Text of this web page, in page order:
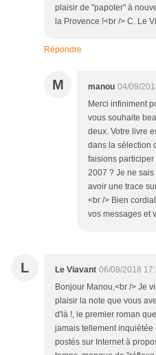
plaisir de "papoter" à
la Provence !<br /> C. Le
Répondre
M manou 04/09/
Merci infiniment
vous souhaite
deux. Votre livre
dans la sélection
faisions
2007 ? Je ne
avoir une trace
<br /> Bien
vos messages et
L Le Viavant 06/08/2018
Bonjour Manou,<br /> Je
plaisir la note que vous
d'là !, le premier roman
jamais tellement inquiétée
postés sur Internet à